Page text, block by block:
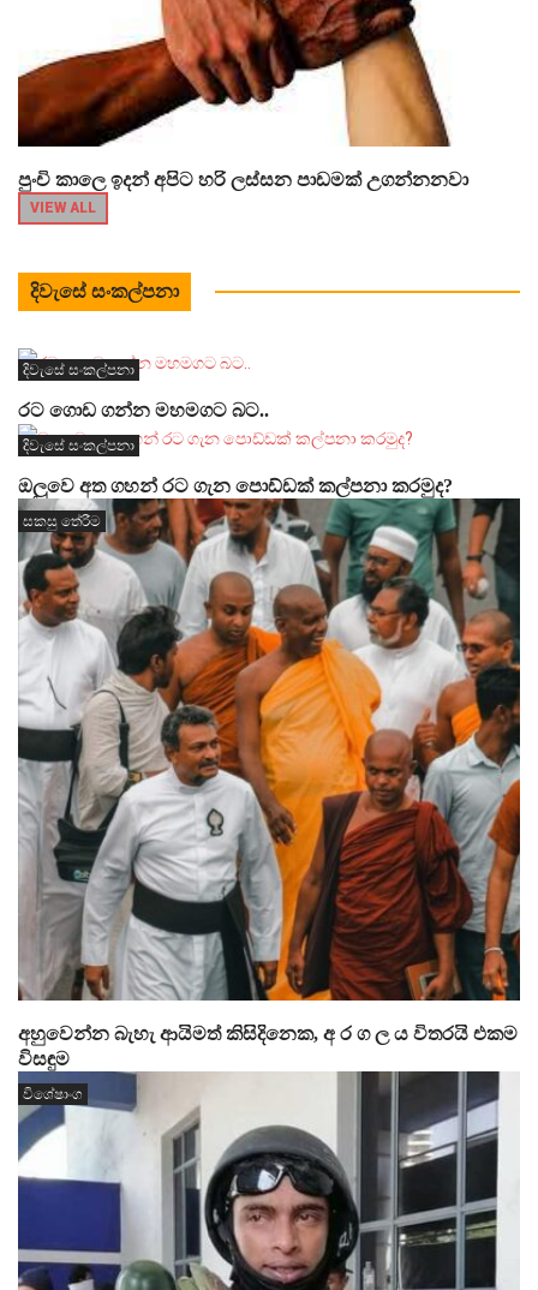
පුංචි කාලෙ ඉදන් අපිට හරි ලස්සන පාඩමක් උගන්නනවා
VIEW ALL
දිවැසේ සංකල්පනා
දිවැසේ සංකල්පනා
රට ගොඩ ගන්න මහමගට බට..
දිවැසේ සංකල්පනා
ඔලුවෙ අත ගහන් රට ගැන පොඩ්ඩක් කල්පනා කරමුද?
සකසු තේරීම
අහුවෙන්න බැහැ ආයිමත් කිසිදිනෙක, අ ර ග ල ය විතරයි එකම
විසඳුම
විශේෂාංග